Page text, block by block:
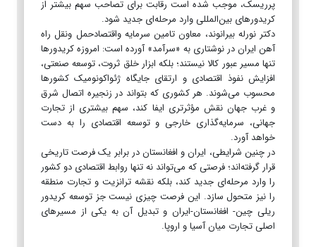
پرریسک، موجب شده است رقابت برای تصاحب سهم بیشتر از
کریدورهای بین‌المللی وارد مرحله‌ای جدید شود.
دکتر نورله بیرانوند، معاون تامین سرمایه واقتصادحمل ونقل راه
آهن ایران در نوشتاری به «سرآمد» آورده است: امروزه کریدورها
تنها مسیر عبور کالا نیستند؛ بلکه ابزار خلق ثروت، توسعه صنعتی،
افزایش نفوذ اقتصادی و ارتقای جایگاه ژئواکونومیک کشورها
محسوب می‌شوند. هر کشوری که بتواند در زنجیره اتصال شرق
و غرب جهان نقش مؤثرتری ایفا کند، سهم بیشتری از تجارت
جهانی، سرمایه‌گذاری خارجی و توسعه اقتصادی را به دست
خواهد آورد.
در چنین شرایطی، ایران و افغانستان در برابر یک فرصت تاریخی
قرار گرفته‌اند؛ فرصتی که می‌تواند نه تنها روابط اقتصادی دو کشور
را وارد مرحله‌ای جدید کند، بلکه نقشه ترانزیت و تجارت منطقه
را نیز متحول سازد. این فرصت چیزی نیست جز توسعه کریدور
ریلی چین- افغانستان-ایران و تبدیل آن به یکی از مسیرهای
اصلی تجارت میان آسیا و اروپا.